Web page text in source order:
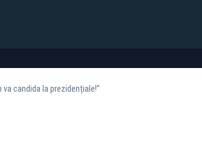
va candida la prezidențiale!”